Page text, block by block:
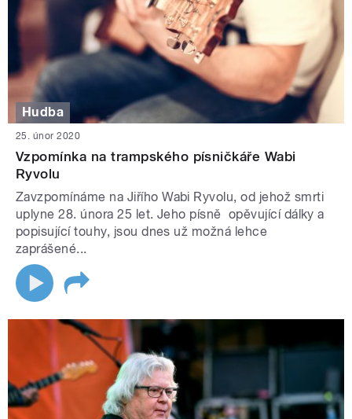
Hudba
25. únor 2020
Vzpomínka na trampského písničkáře Wabi
Ryvolu
Zavzpomínáme na Jiřího Wabi Ryvolu, od jehož smrti
uplyne 28. února 25 let. Jeho písně opěvující dálky a
popisující touhy, jsou dnes už možná lehce
zaprášené...